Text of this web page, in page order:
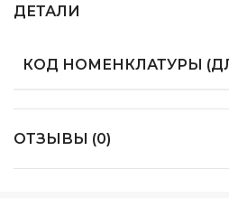
ДЕТАЛИ
КОД НОМЕНКЛАТУРЫ
ОТЗЫВЫ (0)